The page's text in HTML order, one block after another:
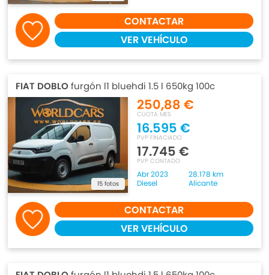
CONTACTAR
VER VEHÍCULO
FIAT DOBLOfurgón l1 bluehdi 1.5 l 650kg 100c
15 fotos
250,88 €
CUOTA MES
16.595 €
PVP FINACIADO
17.745 €
PVP CONTADO
Abr 2023
28.178 km
Diesel
Alicante
CONTACTAR
VER VEHÍCULO